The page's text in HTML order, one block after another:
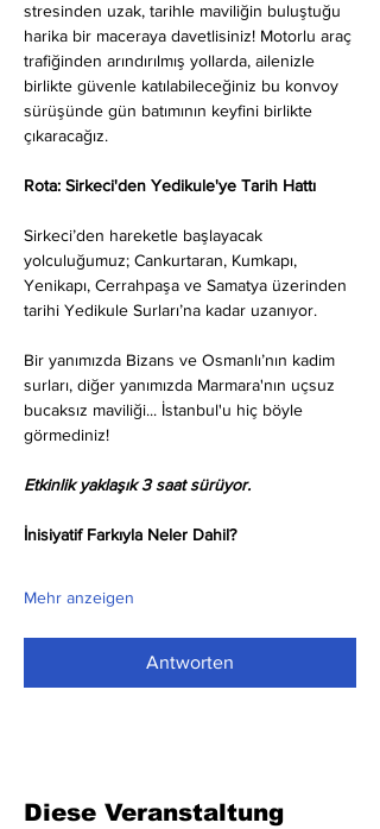
stresinden uzak, tarihle maviliğin buluştuğu
harika bir maceraya davetlisiniz! Motorlu araç
trafiğinden arındırılmış yollarda, ailenizle
birlikte güvenle katılabileceğiniz bu konvoy
sürüşünde gün batımının keyfini birlikte
çıkaracağız.
Rota: Sirkeci'den Yedikule'ye Tarih Hattı
Sirkeci’den hareketle başlayacak
yolculuğumuz; Cankurtaran, Kumkapı,
Yenikapı, Cerrahpaşa ve Samatya üzerinden
tarihi Yedikule Surları’na kadar uzanıyor.
Bir yanımızda Bizans ve Osmanlı’nın kadim
surları, diğer yanımızda Marmara'nın uçsuz
bucaksız maviliği... İstanbul'u hiç böyle
görmediniz!
Etkinlik yaklaşık 3 saat sürüyor.
İnisiyatif Farkıyla Neler Dahil?
Mehr anzeigen
Antworten
Diese Veranstaltung